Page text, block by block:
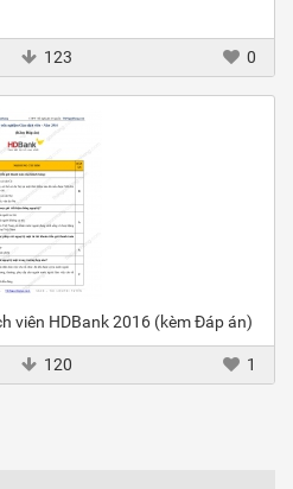
123 0
viên HDBank 2016 (kèm Đáp án)
120 1